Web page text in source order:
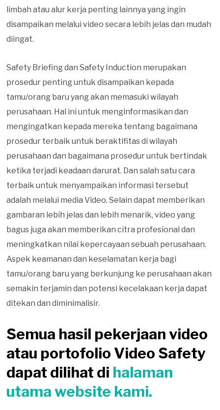
limbah atau alur kerja penting lainnya yang ingin
disampaikan melalui video secara lebih jelas dan mudah
diingat.
Safety Briefing dan Safety Induction merupakan
prosedur penting untuk disampaikan kepada
tamu/orang baru yang akan memasuki wilayah
perusahaan. Hal ini untuk menginformasikan dan
mengingatkan kepada mereka tentang bagaimana
prosedur terbaik untuk beraktifitas di wilayah
perusahaan dan bagaimana prosedur untuk bertindak
ketika terjadi keadaan darurat. Dan salah satu cara
terbaik untuk menyampaikan informasi tersebut
adalah melalui media Video. Selain dapat memberikan
gambaran lebih jelas dan lebih menarik, video yang
bagus juga akan memberikan citra profesional dan
meningkatkan nilai kepercayaan sebuah perusahaan.
Aspek keamanan dan keselamatan kerja bagi
tamu/orang baru yang berkunjung ke perusahaan akan
semakin terjamin dan potensi kecelakaan kerja dapat
ditekan dan diminimalisir.
Semua hasil pekerjaan video
atau portofolio Video Safety
dapat dilihat di halaman
utama website kami.